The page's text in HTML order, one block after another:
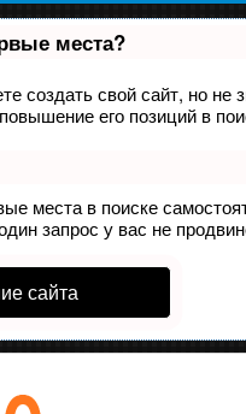
места?
создать свой сайт, но
его позиций в
места в поиске
запрос у вас не
сайта